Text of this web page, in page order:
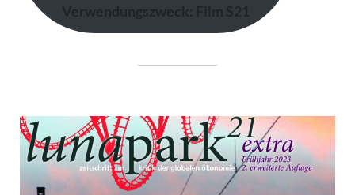
Verwendungszweck: Film S21